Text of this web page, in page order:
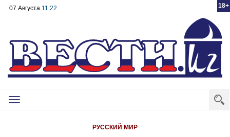
18+
07 Августа 11:22
Toggle
РУССКИЙ МИР